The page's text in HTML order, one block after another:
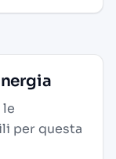
per questa